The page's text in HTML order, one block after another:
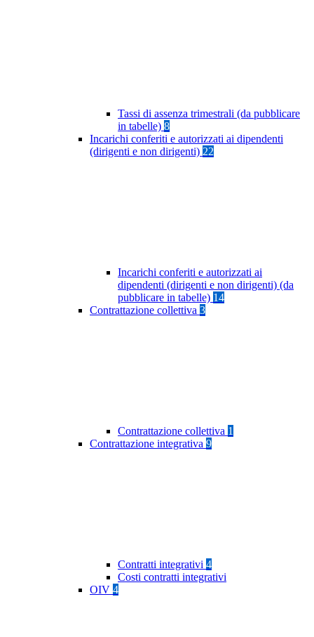
Tassi di assenza trimestrali (da pubblicare
in tabelle) 8
Incarichi conferiti e autorizzati ai dipendenti
(dirigenti e non dirigenti) 22
Incarichi conferiti e autorizzati ai
dipendenti (dirigenti e non dirigenti) (da
pubblicare in tabelle) 14
Contrattazione collettiva 3
Contrattazione collettiva 1
Contrattazione integrativa 9
Contratti integrativi 4
Costi contratti integrativi
OIV 4